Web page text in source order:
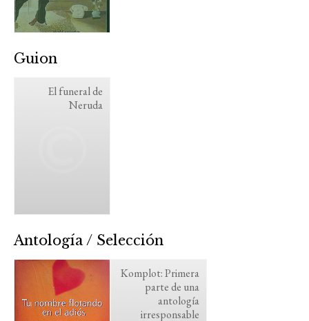
Guion
El funeral de
Neruda
Antología / Selección
Komplot: Primera
parte de una
antología
irresponsable